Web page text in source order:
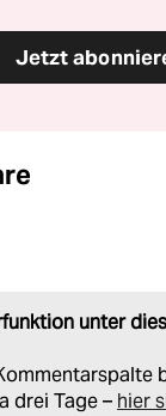
Jetzt
unter
drei Tage – hier